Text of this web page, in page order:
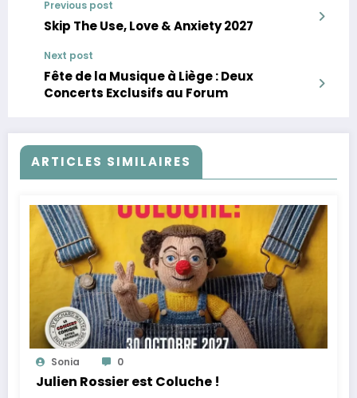
Previous post
Skip The Use, Love & Anxiety 2027
Next post
Fête de la Musique à Liège : Deux
Concerts Exclusifs au Forum
ARTICLES SIMILAIRES
Sonia 0
Julien Rossier est Coluche !